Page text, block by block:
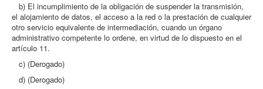
b) El incumplimiento de la obligación de suspender la transmisión,
el alojamiento de datos, el acceso a la red o la prestación de cualquier
otro servicio equivalente de intermediación, cuando un órgano
administrativo competente lo ordene, en virtud de lo dispuesto en el
artículo 11.
c) (Derogado)
d) (Derogado)